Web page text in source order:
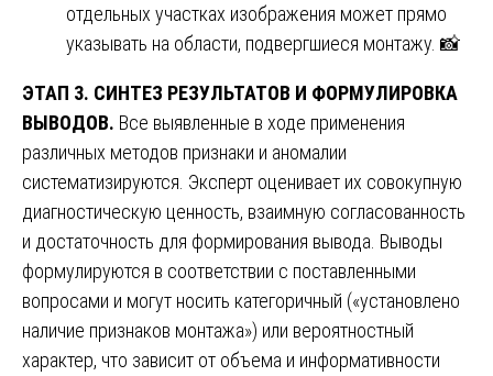
отдельных участках изображения может прямо
указывать на области, подвергшиеся монтажу. 📸
ЭТАП 3. СИНТЕЗ РЕЗУЛЬТАТОВ И ФОРМУЛИРОВКА
ВЫВОДОВ. Все выявленные в ходе применения
различных методов признаки и аномалии
систематизируются. Эксперт оценивает их совокупную
диагностическую ценность, взаимную согласованность
и достаточность для формирования вывода. Выводы
формулируются в соответствии с поставленными
вопросами и могут носить категоричный («установлено
наличие признаков монтажа») или вероятностный
характер, что зависит от объема и информативности